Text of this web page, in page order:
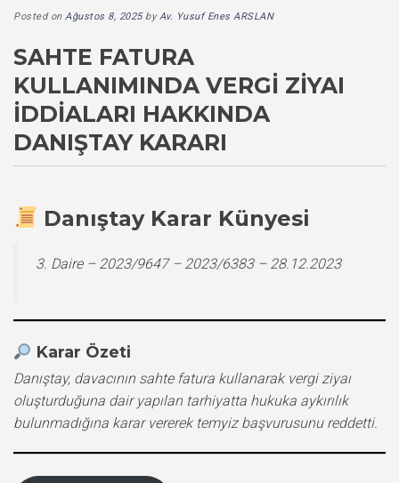
Posted on Ağustos 8, 2025byAv. Yusuf Enes ARSLAN
SAHTE FATURA
KULLANIMINDA VERGI ZIYAI
İDDIALARI HAKKINDA
DANIŞTAY KARARI
Danıştay Karar Künyesi
3. Daire – 2023/9647 – 2023/6383 – 28.12.2023
Karar Özeti
Danıştay, davacının sahte fatura kullanarak vergi ziyaı
oluşturduğuna dair yapılan tarhiyatta hukuka aykırılık
bulunmadığına karar vererek temyiz başvurusunu reddetti.